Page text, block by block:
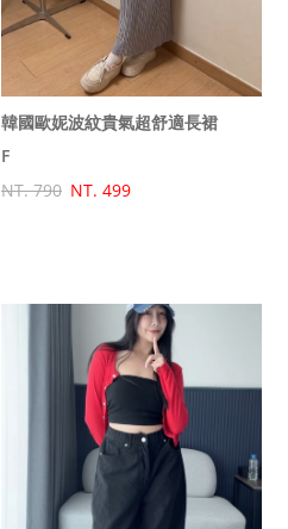
韓國歐妮波紋貴氣超舒適長裙
F
NT. 790 NT. 499